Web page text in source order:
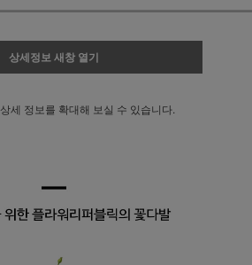
상세정보 새창 열기
상세 정보를 확대해 보실 수 있습니다.